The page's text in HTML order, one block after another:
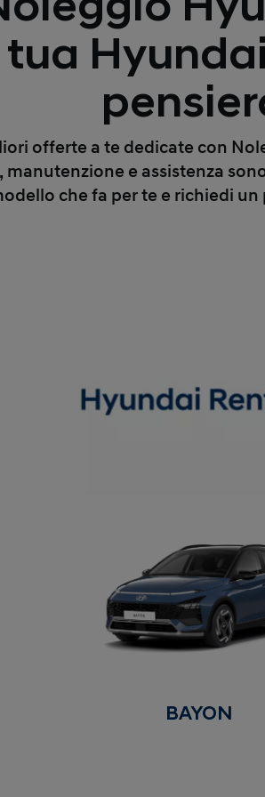
offerte a te dedicate con
manutenzione e assistenza
che fa per te e richiedi
BAYON